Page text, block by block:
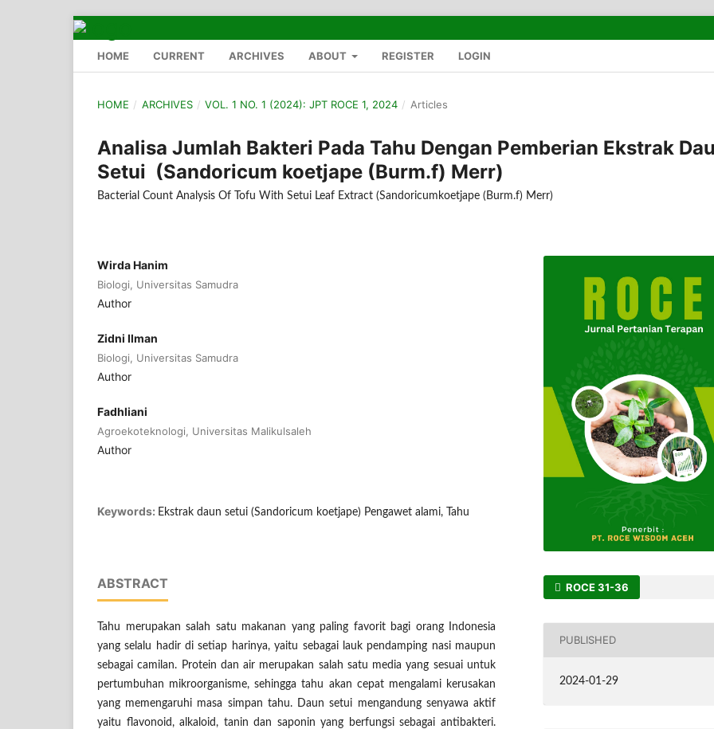
HOME CURRENT ARCHIVES ABOUT REGISTER LOGIN
HOME / ARCHIVES / VOL. 1 NO. 1 (2024): JPT ROCE 1, 2024 / Articles
Analisa Jumlah Bakteri Pada Tahu Dengan Pemberian Ekstrak
Setui (Sandoricum koetjape (Burm.f) Merr)
Bacterial Count Analysis Of Tofu With Setui Leaf Extract (Sandoricumkoetjape (Burm.f) Merr)
Wirda Hanim
Biologi, Universitas Samudra
Author
Zidni Ilman
Biologi, Universitas Samudra
Author
Fadhliani
Agroekoteknologi, Universitas Malikulsaleh
Author
Keywords: Ekstrak daun setui (Sandoricum koetjape) Pengawet alami, Tahu
ABSTRACT
Tahu merupakan salah satu makanan yang paling favorit bagi orang Indonesia
yang selalu hadir di setiap harinya, yaitu sebagai lauk pendamping nasi maupun
sebagai camilan. Protein dan air merupakan salah satu media yang sesuai untuk
pertumbuhan mikroorganisme, sehingga tahu akan cepat mengalami kerusakan
yang memengaruhi masa simpan tahu. Daun setui mengandung senyawa aktif
yaitu flavonoid, alkaloid, tanin dan saponin yang berfungsi sebagai antibakteri.
ROCE 31-36
PUBLISHED
2024-01-29